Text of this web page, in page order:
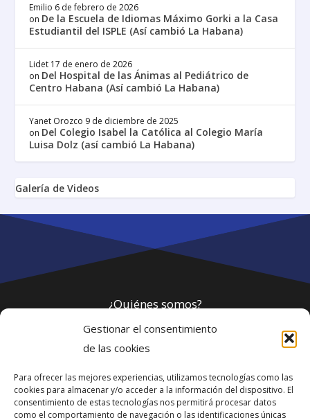
Gestionar el consentimiento
de las cookies
Para ofrecer las mejores experiencias, utilizamos tecnologías como las
cookies para almacenar y/o acceder a la información del dispositivo. El
consentimiento de estas tecnologías nos permitirá procesar datos
como el comportamiento de navegación o las identificaciones únicas
Emilio 6 de febrero de 2026
on De la Escuela de Idiomas Máximo Gorki a la Casa
Estudiantil del ISPLE (Así cambió La Habana)
Lidet 17 de enero de 2026
on Del Hospital de las Ánimas al Pediátrico de
Centro Habana (Así cambió La Habana)
Yanet Orozco 9 de diciembre de 2025
on Del Colegio Isabel la Católica al Colegio María
Luisa Dolz (así cambió La Habana)
Galería de Videos
¿Quiénes somos?
Política de privacidad
Webmaster
soporte@fotosdlahabana.com